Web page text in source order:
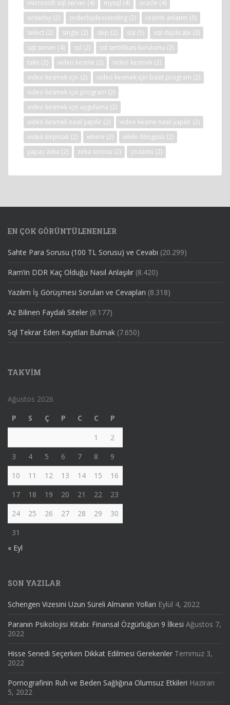
microsoft sql server (4) mysql (4) oracle (4)
orderby (2) orderbydescending (2) resimli anlatım (5)
select (2) single (2) skip (2) sql (5) sql duplicate (2)
sql server (4) ssl (2) ssl sertifikası kurulumu (2)
take (2) video kesme (2) video kesmek (2)
video kesmek için (2) video kesmek için basit program (2)
video kesmek için program (2)
video kesmek için uygulama (2)
video kesmek nasıl yapılır (2) video kesme nasıl yapılır (2)
video kırpmak (2) where (2) while döngüsü (2)
yapay zeka (2) zeka sorusu (2) çözümü (2)
EN ÇOK GÖRÜNTÜLENENLER
Sahte Para Sorusu (100 TL Sorusu) ve Cevabı (20.299)
Ram’in DDR Kaç Olduğu Nasıl Anlaşılır (8.420)
Yazılım İş Görüşmesi Soruları ve Cevapları (8.318)
Az Bilinen Faydalı Siteler (8.177)
Sql Tekrar Eden Kayıtları Bulmak (7.650)
TAKVIM
Ağustos 2026
P
S Ç P C C
P
1
2
3
4 5 6 7 8
9
10
11 12 13 14 15
16
17
18 19 20 21 22
23
24
25 26 27 28 29
30
31
« Eyl
SON YAZILAR
Schengen Vizesini Uzun Süreli Almanın Yolları Eylül 4, 2022
Paranın Psikolojisi Kitabı: Finansal Özgürlüğün 9 İlkesi Ağustos 7,
2022
Hisse Senedi Seçerken Dikkat Edilmesi Gerekenler Temmuz 3,
2022
Pornografinin Ruh ve Beden Sağlığına Olumsuz Etkileri Haziran
5, 2022